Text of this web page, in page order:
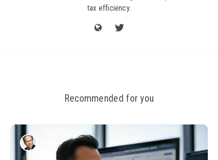
tax efficiency.
Recommended for you